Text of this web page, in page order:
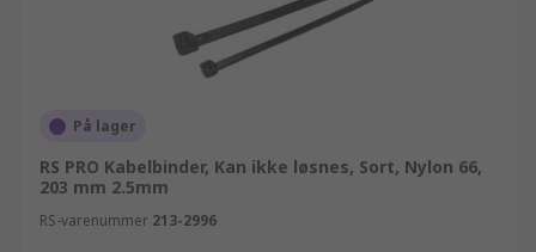
På lager
RS PRO Kabelbinder, Kan ikke løsnes, Sort, Nylon 66,
203 mm 2.5mm
RS-varenummer 213-2996